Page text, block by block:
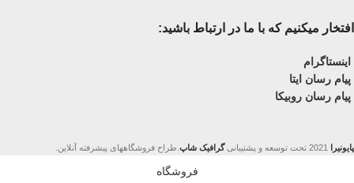
افتخار میکنیم که با ما در ارتباط باشید:
اینستاگرام
پیام رسان ایتا
پیام رسان روبیکا
پایونیرا 2021 تحت توسعه و پشتیبانی گرافیک شاپ .طراح فروشگاههای پیشرفته آنلاین.
فروشگاه